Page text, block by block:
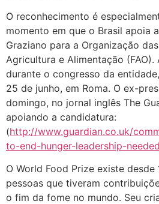
O reconhecimento é
momento em que o Brasil apoia
Graziano para a Organização
Agricultura e Alimentação
durante o congresso da
25 de junho, em Roma. O ex-
domingo, no jornal inglês The
apoiando a candidatura:
(http://www.guardian.co.uk/
to-end-hunger-leadership-needed
O World Food Prize existe desde
pessoas que tiveram
o fim da fome no mundo. Seu